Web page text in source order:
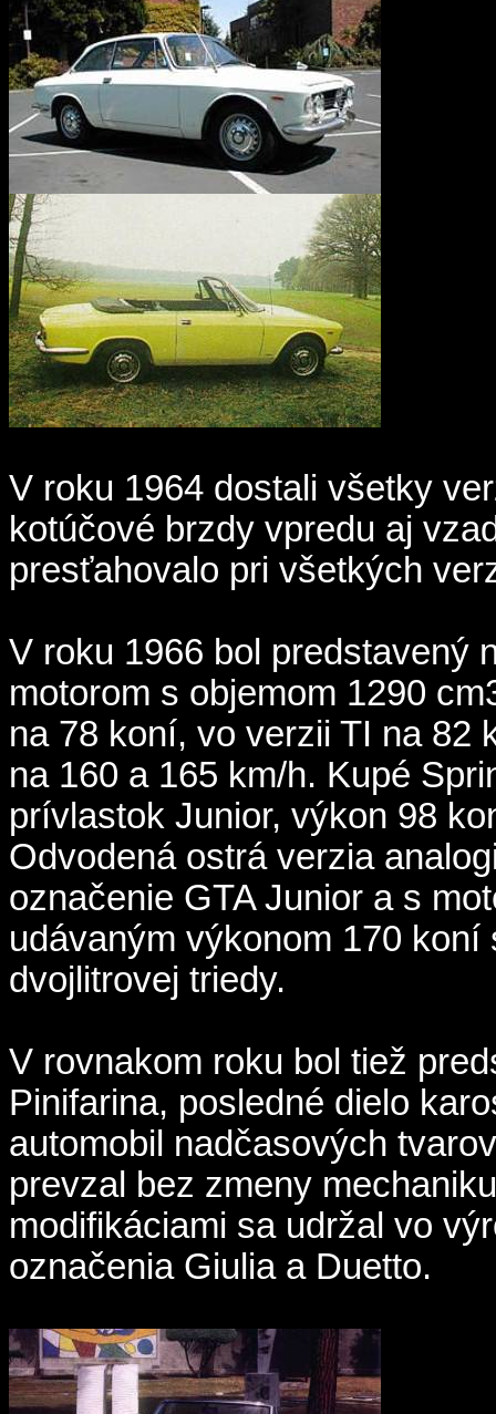
V roku 1964 dostali všetky
kotúčové brzdy vpredu aj
presťahovalo pri všetkých
V roku 1966 bol predstavený
motorom s objemom 1290
na 78 koní, vo verzii TI na 82
na 160 a 165 km/h. Kupé
prívlastok Junior, výkon 98
Odvodená ostrá verzia
označenie GTA Junior a s
udávaným výkonom 170
dvojlitrovej triedy.
V rovnakom roku bol tiež
Pinifarina, posledné dielo
automobil nadčasových
prevzal bez zmeny
modifikáciami sa udržal vo
označenia Giulia a Duetto.